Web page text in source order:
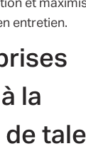
et
entretien.
la